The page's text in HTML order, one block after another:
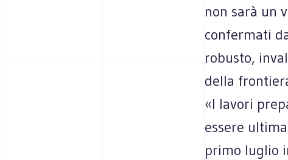
non sarà un
confermati
robusto,
della
«I lavori
essere
primo luglio